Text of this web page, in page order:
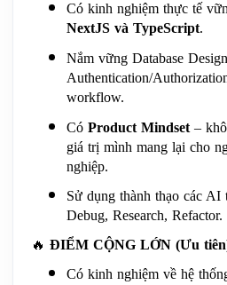
Có kinh nghiệm thực tế
NextJS và TypeScript.
Nắm vững Database
Authentication/
workflow.
Có Product Mindset –
giá trị mình mang lại cho
nghiệp.
Sử dụng thành thạo các AI
Debug, Research, Refactor.
🔥 ĐIỂM CỘNG LỚN (Ưu
Có kinh nghiệm về hệ